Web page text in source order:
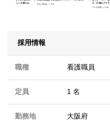
採用情報
職種 看護職員
定員 1 名
勤務地
大阪府